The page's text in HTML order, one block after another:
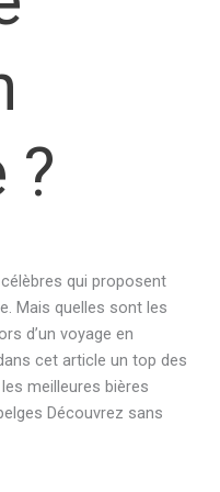
?
qui proposent
Mais quelles sont les
d’un voyage en
cet article un top des
meilleures bières
Découvrez sans